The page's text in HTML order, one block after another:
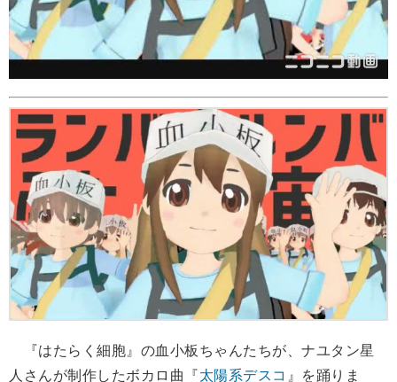
『はたらく細胞』の血小板ちゃんたちが、ナユタン星
人さんが制作したボカロ曲『太陽系デスコ 』を踊りま